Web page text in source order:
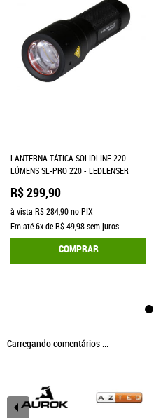
LANTERNA TÁTICA SOLIDLINE 220
LÚMENS SL-PRO 220 - LEDLENSER
R$ 299,90
à vista R$ 284,90no PIX
Em até6xdeR$ 49,98sem juros
COMPRAR
Carregando comentários ...